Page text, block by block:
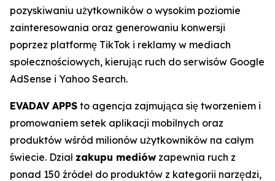
pozyskiwaniu użytkowników o wysokim poziomie
zainteresowania oraz generowaniu konwersji
poprzez platformę TikTok i reklamy w mediach
społecznościowych, kierując ruch do serwisów Google
AdSense i Yahoo Search.
EVADAV APPS to agencja zajmująca się tworzeniem i
promowaniem setek aplikacji mobilnych oraz
produktów wśród milionów użytkowników na całym
świecie. Dział zakupu mediów zapewnia ruch z
ponad 150 źródeł do produktów z kategorii narzędzi,